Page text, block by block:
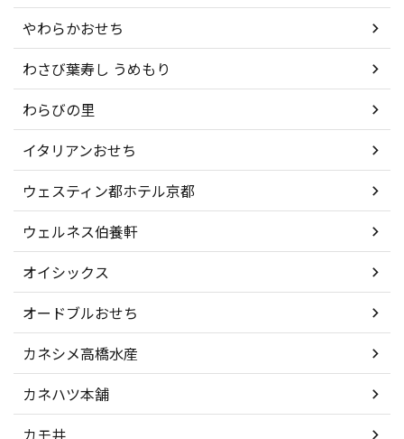
やわらかおせち
わさび葉寿し うめもり
わらびの里
イタリアンおせち
ウェスティン都ホテル京都
ウェルネス伯養軒
オイシックス
オードブルおせち
カネシメ高橋水産
カネハツ本舗